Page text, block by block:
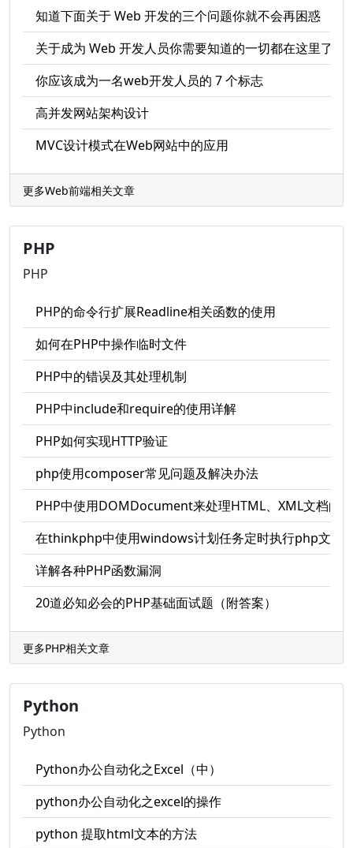
知道下面关于 Web 开发的三个问题你就不会再困惑
关于成为 Web 开发人员你需要知道的一切都在这里了
你应该成为一名web开发人员的 7 个标志
高并发网站架构设计
MVC设计模式在Web网站中的应用
更多Web前端相关文章
PHP
PHP
PHP的命令行扩展Readline相关函数的使用
如何在PHP中操作临时文件
PHP中的错误及其处理机制
PHP中include和require的使用详解
PHP如何实现HTTP验证
php使用composer常见问题及解决办法
PHP中使用DOMDocument来处理HTML、XML文档的
在thinkphp中使用windows计划任务定时执行php文件
详解各种PHP函数漏洞
20道必知必会的PHP基础面试题（附答案）
更多PHP相关文章
Python
Python
Python办公自动化之Excel（中）
python办公自动化之excel的操作
python 提取html文本的方法